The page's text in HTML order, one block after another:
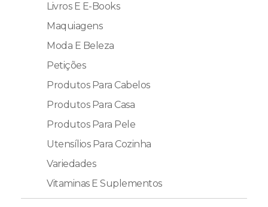
Livros E E-Books
Maquiagens
Moda E Beleza
Petições
Produtos Para Cabelos
Produtos Para Casa
Produtos Para Pele
Utensílios Para Cozinha
Variedades
Vitaminas E Suplementos